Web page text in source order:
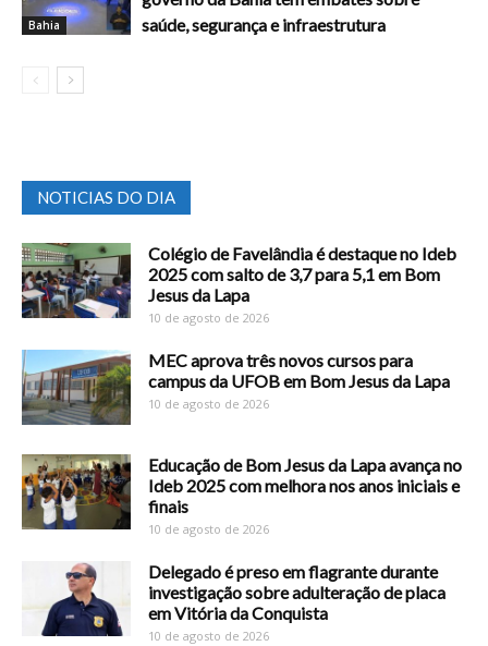
Bahia
saúde, segurança e infraestrutura
NOTICIAS DO DIA
Colégio de Favelândia é destaque no Ideb
2025 com salto de 3,7 para 5,1 em Bom
Jesus da Lapa
10 de agosto de 2026
MEC aprova três novos cursos para
campus da UFOB em Bom Jesus da Lapa
10 de agosto de 2026
Educação de Bom Jesus da Lapa avança no
Ideb 2025 com melhora nos anos iniciais e
finais
10 de agosto de 2026
Delegado é preso em flagrante durante
investigação sobre adulteração de placa
em Vitória da Conquista
10 de agosto de 2026